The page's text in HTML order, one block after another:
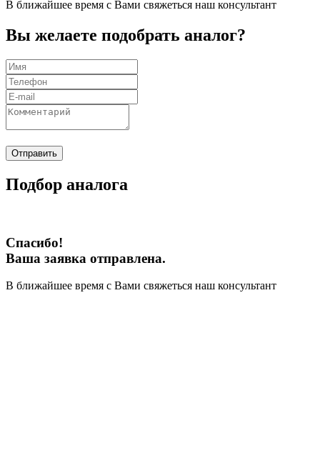
В ближайшее время с Вами свяжеться наш консультант
Вы желаете подобрать аналог?
Отправить
Подбор аналога
Спасибо!
Ваша заявка отправлена.
В ближайшее время с Вами свяжеться наш консультант